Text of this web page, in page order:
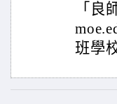
「良
班學